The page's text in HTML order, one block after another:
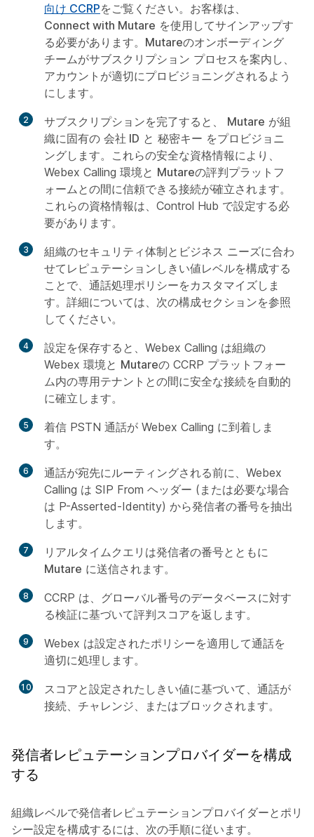
向け CCRPをご覧ください。お客様は、
Connect with Mutare を使用してサインアップす
る必要があります。 Mutareのオンボーディング
チームがサブスクリプション プロセスを案内し、
アカウントが適切にプロビジョニングされるよう
にします。
2 サブスクリプションを完了すると、 Mutare が組
織に固有の 会社 ID と 秘密キー をプロビジョニ
ングします。これらの安全な資格情報により、
Webex Calling 環境と Mutareの評判プラットフ
ォームとの間に信頼できる接続が確立されます。
これらの資格情報は、Control Hub で設定する必
要があります。
3
組織のセキュリティ体制とビジネス ニーズに合わ
せてレピュテーションしきい値レベルを構成する
ことで、通話処理ポリシーをカスタマイズしま
す。詳細については、次の構成セクションを参照
してください。
4
設定を保存すると、Webex Calling は組織の
Webex 環境と Mutareの CCRP プラットフォー
ム内の専用テナントとの間に安全な接続を自動的
に確立します。
5
着信 PSTN 通話が Webex Calling に到着しま
す。
6
通話が宛先にルーティングされる前に、Webex
Calling は SIP From ヘッダー (または必要な場合
は P-Asserted-Identity) から発信者の番号を抽出
します。
7
リアルタイムクエリは発信者の番号とともに
Mutare に送信されます。
8
CCRP は、グローバル番号のデータベースに対す
る検証に基づいて評判スコアを返します。
9
Webex は設定されたポリシーを適用して通話を
適切に処理します。
10
スコアと設定されたしきい値に基づいて、通話が
接続、チャレンジ、またはブロックされます。
発信者レピュテーションプロバイダーを構成
する
組織レベルで発信者レピュテーションプロバイダーとポリ
シー設定を構成するには、次の手順に従います。